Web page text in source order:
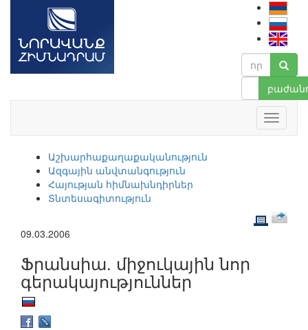
Աշխարհաքաղաքականություն
Ազգային անվտանգություն
Հայության հիմնախնդիրներ
Տնտեսագիտություն
09.03.2006
Ֆրանսիա. միջուկային նոր
գերակայություններ